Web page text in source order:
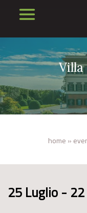
Villa
home »
25 Luglio -